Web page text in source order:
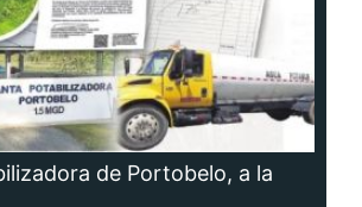
de Portobelo, a la